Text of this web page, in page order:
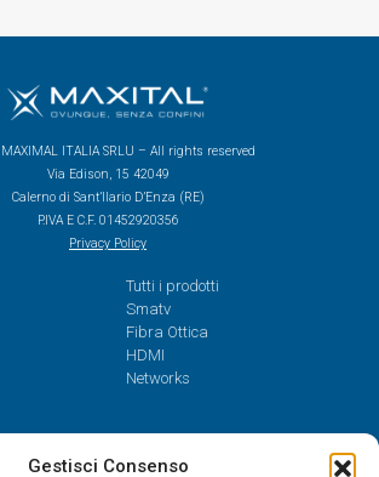
Gestisci Consenso
ITALIA SRLU – All rights reserved
Via Edison, 15 42049
Calerno di Sant’Ilario D’Enza (RE)
P.IVA E C.F. 01452920356
Privacy Policy
Tutti i prodotti
Smatv
Fibra Ottica
HDMI
Networks